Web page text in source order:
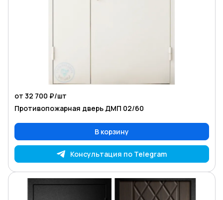
от 32 700 ₽/шт
Противопожарная дверь ДМП 02/60
В корзину
Консультация по Telegram